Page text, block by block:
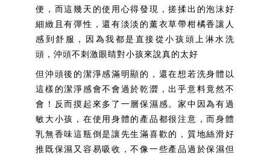
便，而這幾天的使用心得發現，搓揉出的泡沫好
細緻且有彈性，還有淡淡的薰衣草帶柑橘香讓人
感到舒服，因為我都是直接從小孩頭上淋水洗
頭，沖頭不刺激眼睛對小孩來說真的太好
但沖頭後的潔淨感滿明顯的，還在想若洗身體以
這樣的潔淨感會不會過於乾澀，出乎意料竟然不
會！反而摸起來多了一層保濕感。家中因為有過
敏大小孩，在使用身體的產品都很注意，而身體
乳無香味這瓶倒是讓先生滿喜歡的，質地絲滑好
推既保濕又容易吸收，不像一些產品過於保濕但